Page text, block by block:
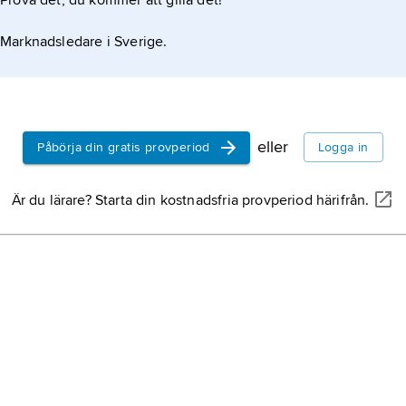
Marknadsledare i Sverige.
Påbörja din gratis provperiod eller Logga in
Är du lärare? Starta din kostnadsfria provperiod härifrån.